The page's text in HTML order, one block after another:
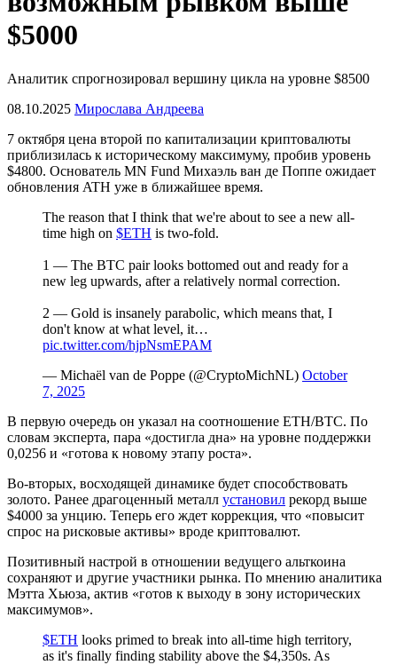
$5000
Аналитик спрогнозировал вершину цикла на уровне $8500
08.10.2025 Мирослава Андреева
7 октября цена второй по капитализации криптовалюты
приблизилась к историческому максимуму, пробив уровень
$4800. Основатель MN Fund Михаэль ван де Поппе ожидает
обновления ATH уже в ближайшее время.
The reason that I think that we're about to see a new all-
time high on $ETH is two-fold.
1 — The BTC pair looks bottomed out and ready for a
new leg upwards, after a relatively normal correction.
2 — Gold is insanely parabolic, which means that, I
don't know at what level, it…
pic.twitter.com/hjpNsmEPAM
— Michaël van de Poppe (@CryptoMichNL) October
7, 2025
В первую очередь он указал на соотношение ETH/BTC. По
словам эксперта, пара «достигла дна» на уровне поддержки
0,0256 и «готова к новому этапу роста».
Во-вторых, восходящей динамике будет способствовать
золото. Ранее драгоценный металл установил рекорд выше
$4000 за унцию. Теперь его ждет коррекция, что «повысит
спрос на рисковые активы» вроде криптовалют.
Позитивный настрой в отношении ведущего альткоина
сохраняют и другие участники рынка. По мнению аналитика
Мэтта Хьюза, актив «готов к выходу в зону исторических
максимумов».
$ETH looks primed to break into all-time high territory,
as it's finally finding stability above the $4,350s. As